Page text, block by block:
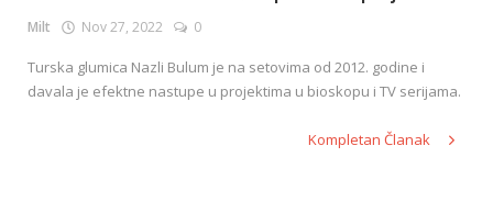
English
Milt Nov 27, 2022 0
Turska glumica Nazli Bulum je na setovima od 2012. godine i
davala je efektne nastupe u projektima u bioskopu i TV serijama.
Kompletan Članak